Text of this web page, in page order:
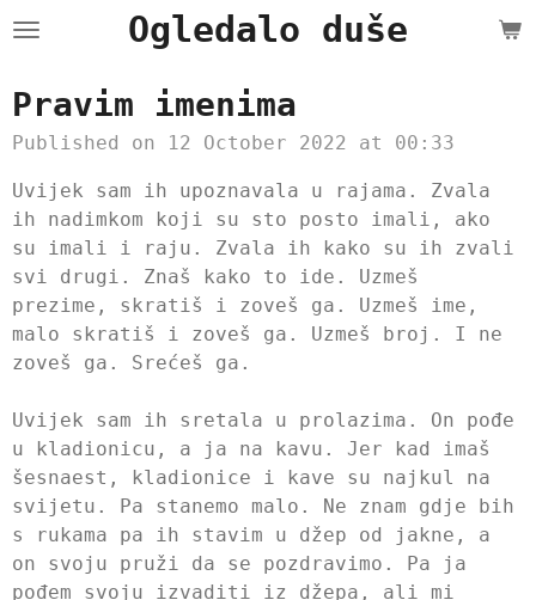
Skip
content
Ogledalo duše
Pravim imenima
Published on 12 October 2022 at 00:33
Uvijek sam ih upoznavala u rajama. Zvala
ih nadimkom koji su sto posto imali, ako
su imali i raju. Zvala ih kako su ih zvali
svi drugi. Znaš kako to ide. Uzmeš
prezime, skratiš i zoveš ga. Uzmeš ime,
malo skratiš i zoveš ga. Uzmeš broj. I ne
zoveš ga. Srećeš ga.
Uvijek sam ih sretala u prolazima. On pođe
u kladionicu, a ja na kavu. Jer kad imaš
šesnaest, kladionice i kave su najkul na
svijetu. Pa stanemo malo. Ne znam gdje bih
s rukama pa ih stavim u džep od jakne, a
on svoju pruži da se pozdravimo. Pa ja
pođem svoju izvaditi iz džepa, ali mi